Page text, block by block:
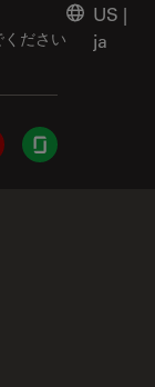
ださい
US |
ja
Glassdoor